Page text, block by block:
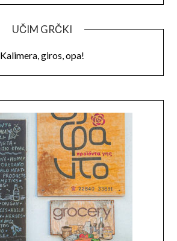
UČIM GRČKI
Kalimera, giros, opa!